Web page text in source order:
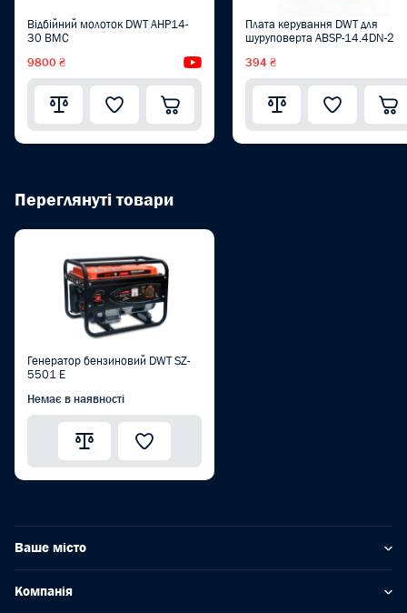
Відбійний молоток DWT AHP14-
30 BMC
9800 ₴ Відеоогляд
Плата керування DWT для
шуруповерта ABSP-14.4DN-2
394 ₴
Переглянуті товари
Генератор бензиновий DWT SZ-
5501 E
Немає в наявності
Ваше місто
Компанія